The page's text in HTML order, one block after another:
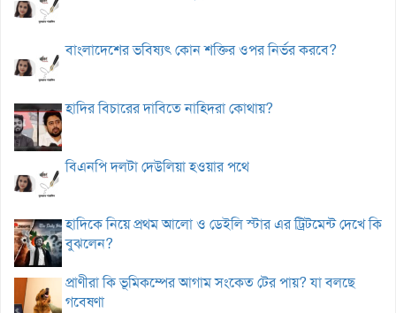
বাংলাদেশের ভবিষ্যৎ কোন শক্তির ওপর নির্ভর করবে?
হাদির বিচারের দাবিতে নাহিদরা কোথায়?
বিএনপি দলটা দেউলিয়া হওয়ার পথে
হাদিকে নিয়ে প্রথম আলো ও ডেইলি স্টার এর ট্রিটমেন্ট দেখে কি
বুঝলেন?
প্রাণীরা কি ভূমিকম্পের আগাম সংকেত টের পায়? যা বলছে
গবেষণা